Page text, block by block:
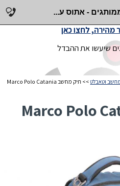
- אתוס ע...
שיעשו את ההבדל
מהירה, לחצו כאן
וטאבלט >> תיק מחשב Marco Polo Catania